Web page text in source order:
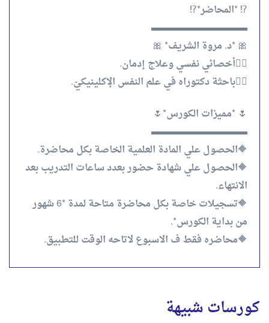
⁉️ *المحاضر*⁉️
▬▬▬▬▬▬▬▬▬▬
🎀 *د. مروة الشريف* 🎀
👈🏻أخصائي نفسي وعلاج إدمان.
👈🏻باحثة دكتوراه في علم النفس الإكلينيكيّ.
🌷 *مميزات الكورس*🌷
▬▬▬▬▬▬▬▬▬▬
🔶الحصول علي المادة العلمية الخاصة بكل محاضرة.
🔶الحصول علي شهادة حضور بعدد ساعات التدريب بعد
الانتهاء.
🔶تسجيلات خاصة بكل محاضرة متاحة لمدة *6 شهور
من بداية الكورس*.
🔶محاضره فقط ف الاسبوع لاتاحه الوقت للتطبيق.
كورسات شبيهة